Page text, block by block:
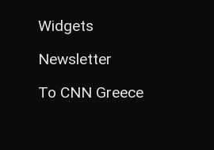
Widgets
Newsletter
Το CNN Greece